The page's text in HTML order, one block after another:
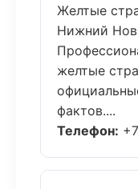
Желтые
Нижний
желтые
фактов....
Телефон: